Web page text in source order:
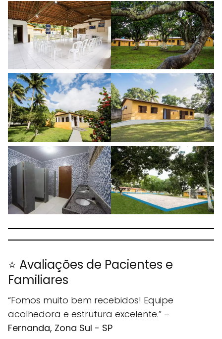
⭐ Avaliações de Pacientes e
Familiares
“Fomos muito bem recebidos! Equipe
acolhedora e estrutura excelente.” –
Fernanda, Zona Sul - SP